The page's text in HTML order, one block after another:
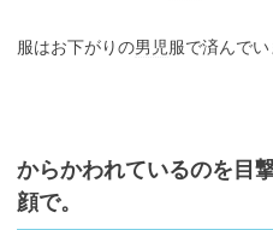
服はお下がりの男児服で済んで
からかわれているのを目
顔で。